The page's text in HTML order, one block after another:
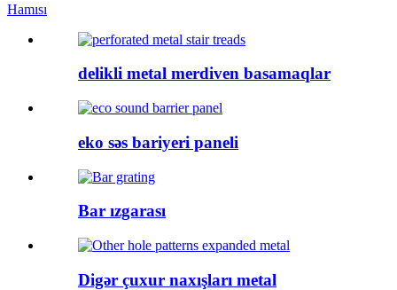
Hamısı
delikli metal merdiven basamaqlar
eko səs bariyeri paneli
Bar ızgarası
Digər çuxur naxışları metal